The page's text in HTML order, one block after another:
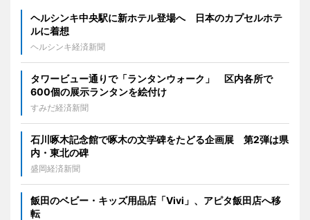
ヘルシンキ中央駅に新ホテル登場へ 日本のカプセルホテ
ルに着想
ヘルシンキ経済新聞
タワービュー通りで「ランタンウォーク」 区内各所で
600個の展示ランタンを絵付け
すみだ経済新聞
石川啄木記念館で啄木の文学碑をたどる企画展 第2弾は県
内・東北の碑
盛岡経済新聞
飯田のベビー・キッズ用品店「Vivi」、アピタ飯田店へ移
転